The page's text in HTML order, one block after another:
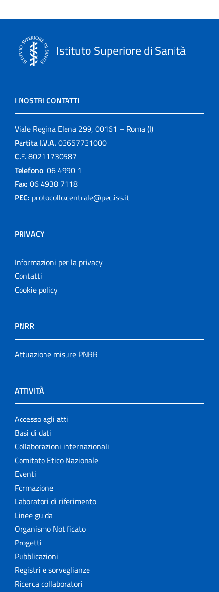
Istituto Superiore di Sanità
I NOSTRI CONTATTI
Viale Regina Elena 299, 00161 – Roma (I)
Partita I.V.A. 03657731000
C.F. 80211730587
Telefono: 06 4990 1
Fax: 06 4938 7118
PEC: protocollo.centrale@pec.iss.it
PRIVACY
Informazioni per la privacy
Contatti
Cookie policy
PNRR
Attuazione misure PNRR
ATTIVITÀ
Accesso agli atti
Basi di dati
Collaborazioni internazionali
Comitato Etico Nazionale
Eventi
Formazione
Laboratori di riferimento
Linee guida
Organismo Notificato
Progetti
Pubblicazioni
Registri e sorveglianze
Ricerca collaboratori